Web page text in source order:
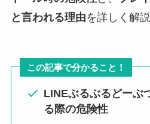
と言われる理由を詳しく解
この記事で分かること！
LINEぶるぶるどーぶ
る際の危険性